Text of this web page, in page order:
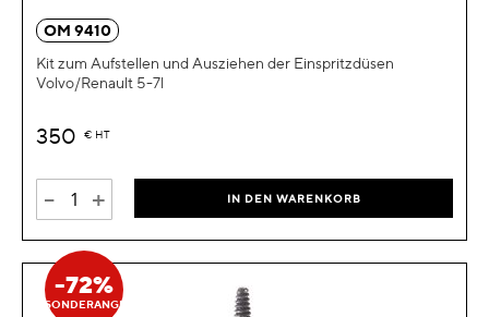
OM 9410
Kit zum Aufstellen und Ausziehen der Einspritzdüsen
Volvo/Renault 5-7l
350 € HT
- + IN DEN WARENKORB
-72%
SONDERANGEBOT